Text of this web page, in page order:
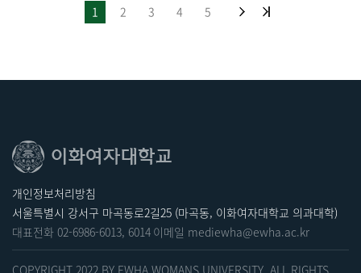
1 2 3 4 5
개인정보처리방침
서울특별시 강서구 마곡동로2길25 (마곡동, 이화여자대학교 의과대학)
대표전화 02-6986-6013, 6014 이메일 mediewha@ewha.ac.kr
COPYRIGHT 2022 BY EWHA WOMANS UNIVERSITY. ALL RIGHTS